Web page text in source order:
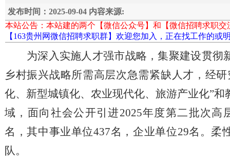
发布时间：2025-09-04 内容来源:
本站公告：本站建的两个【微信公众号】和【微信招聘求职
【163贵州网微信招聘求职群】欢迎您加入，正在找工作的
为深入实施人才强市战略，集聚建设贯彻
乡村振兴战略所需高层次急需紧缺人才， 经
化、新型城镇化、农业现代化、旅游产业化”和
域 ，面向 社会公开引进2025年度第二批次高
名 ，其中事业单位437名 ，企业单位29名。柔
队。